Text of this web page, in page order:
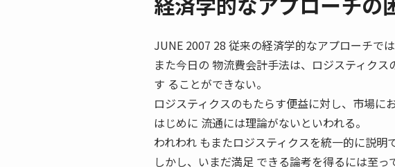
JUNE 2007 28 従来の経済学的なアプローチで
また今日の 物流費会計手法は、ロジスティク
す ることができない。
ロジスティクスのもたらす便益に対し、市場に
はじめに 流通には理論がないといわれる。
われわれ もまたロジスティクスを統一的に説明
しかし、いまだ満足 できる論考を得るには至っ